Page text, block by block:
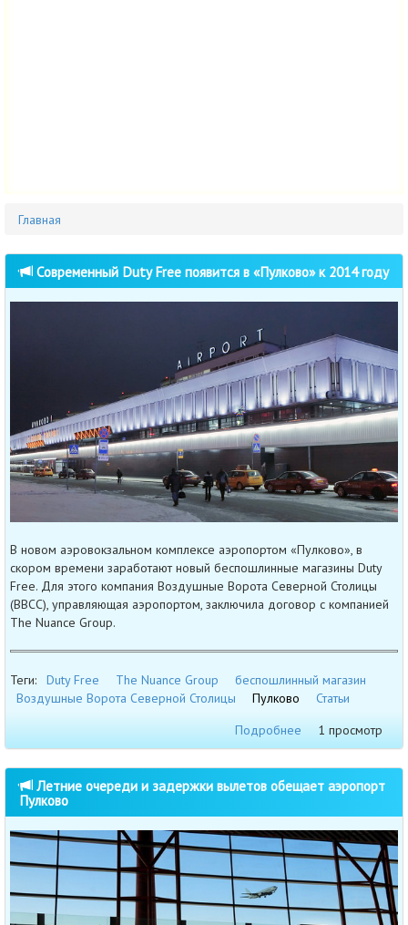
Главная
Современный Duty Free появится в «Пулково» к 2014 году
В новом аэровокзальном комплексе аэропортом «Пулково», в
скором времени заработают новый беспошлинные магазины Duty
Free. Для этого компания Воздушные Ворота Северной Столицы
(ВВСС), управляющая аэропортом, заключила договор с компанией
The Nuance Group.
Теги: Duty Free The Nuance Group
беспошлинный магазин
Воздушные Ворота Северной Столицы
Пулково
Статьи
Подробнее
1 просмотр
Летние очереди и задержки вылетов обещает аэропорт
Пулково